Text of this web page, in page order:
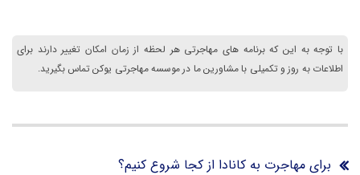
با توجه به این که برنامه های مهاجرتی هر لحظه از زمان امکان تغییر دارند برای
اطلاعات به روز و تکمیلی با مشاورین ما در موسسه مهاجرتی یوکن تماس بگیرید.
برای مهاجرت به کانادا از کجا شروع کنیم؟